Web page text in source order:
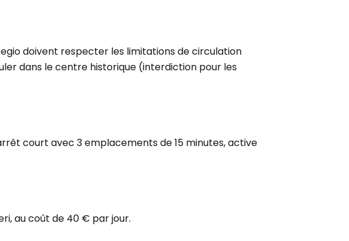
doivent respecter les limitations de circulation
dans le centre historique (interdiction pour les
court avec 3 emplacements de 15 minutes, active
au coût de 40 € par jour.